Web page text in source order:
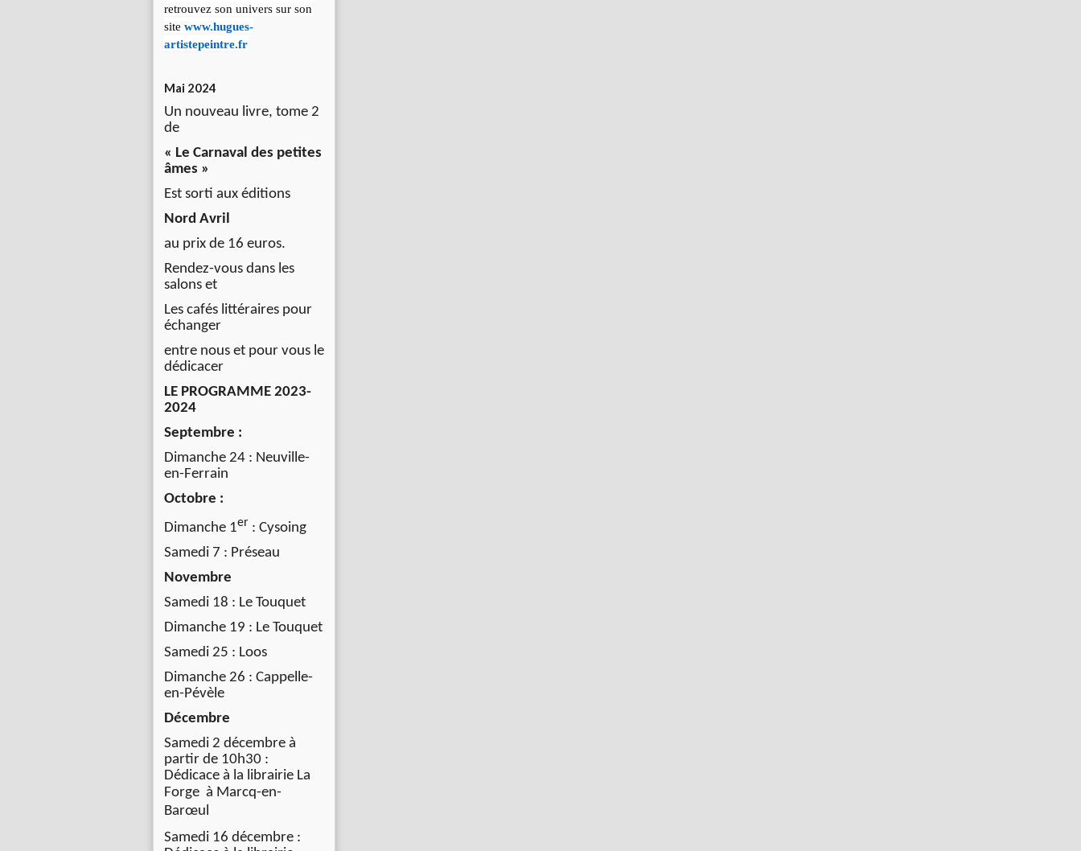
retrouvez son univers sur son
site www.hugues-
artistepeintre.fr
Mai 2024
Un nouveau livre, tome 2
de
« Le Carnaval des petites
âmes »
Est sorti aux éditions
Nord Avril
au prix de 16 euros.
Rendez-vous dans les
salons et
Les cafés littéraires pour
échanger
entre nous et pour vous le
dédicacer
LE PROGRAMME 2023-
2024
Septembre :
Dimanche 24 : Neuville-
en-Ferrain
Octobre :
Dimanche 1er : Cysoing
Samedi 7 : Préseau
Novembre
Samedi 18 : Le Touquet
Dimanche 19 : Le Touquet
Samedi 25 : Loos
Dimanche 26 : Cappelle-
en-Pévèle
Décembre
Samedi 2 décembre à
partir de 10h30 :
Dédicace à la librairie La
Forge à Marcq-en-
Barœul
Samedi 16 décembre :